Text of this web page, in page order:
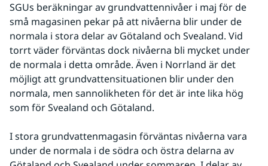
SGUs beräkningar av grundvattennivåer i maj för de
små magasinen pekar på att nivåerna blir under de
normala i stora delar av Götaland och Svealand. Vid
torrt väder förväntas dock nivåerna bli mycket under
de normala i detta område. Även i Norrland är det
möjligt att grundvattensituationen blir under den
normala, men sannolikheten för det är inte lika hög
som för Svealand och Götaland.
I stora grundvattenmagasin förväntas nivåerna vara
under de normala i de södra och östra delarna av